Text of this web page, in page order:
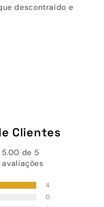
descontraído e
Clientes
5.00 de 5
4
0